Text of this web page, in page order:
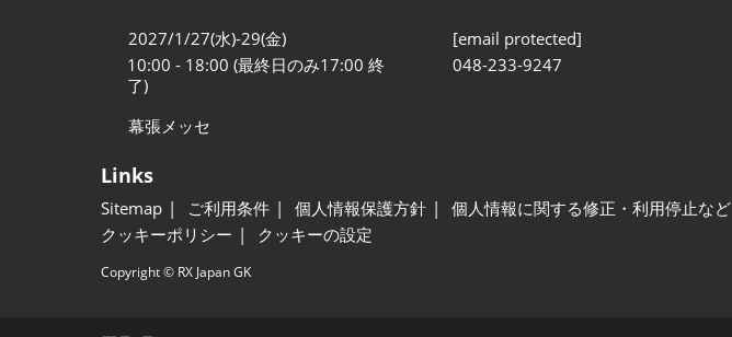
2027/1/27(水)-29(金)
10:00 - 18:00 (最終日のみ17:00 終
了)
幕張メッセ
[email protected]
048-233-9247
Links
Sitemap ご利用条件 個人情報保護方針 個人情報に関する修正・利用停止など
クッキーポリシー
クッキーの設定
Copyright © RX Japan GK